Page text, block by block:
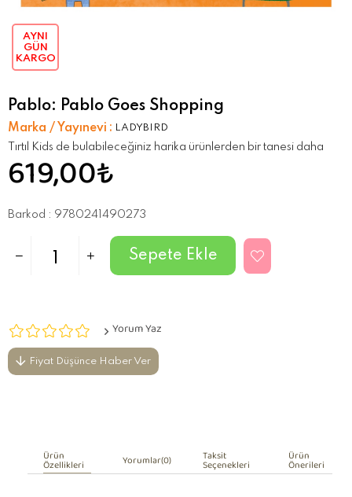
AYNI
GÜN
KARGO
Pablo: Pablo Goes Shopping
Marka / Yayınevi : LADYBIRD
Tırtıl Kids de bulabileceğiniz harika ürünlerden bir tanesi daha
619,00₺
Barkod : 9780241490273
Yorum Yaz
Fiyat Düşünce Haber Ver
Ürün
Özellikleri Yorumlar(0) Taksit
Seçenekleri Ürün
Önerileri